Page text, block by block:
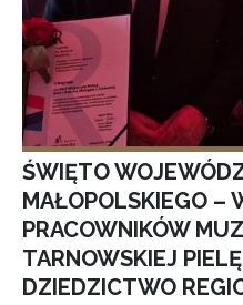
ŚWIĘTO
MAŁOPOLSKIEGO –
PRACOWNIKÓW
TARNOWSKIEJ
DZIEDZICTWO